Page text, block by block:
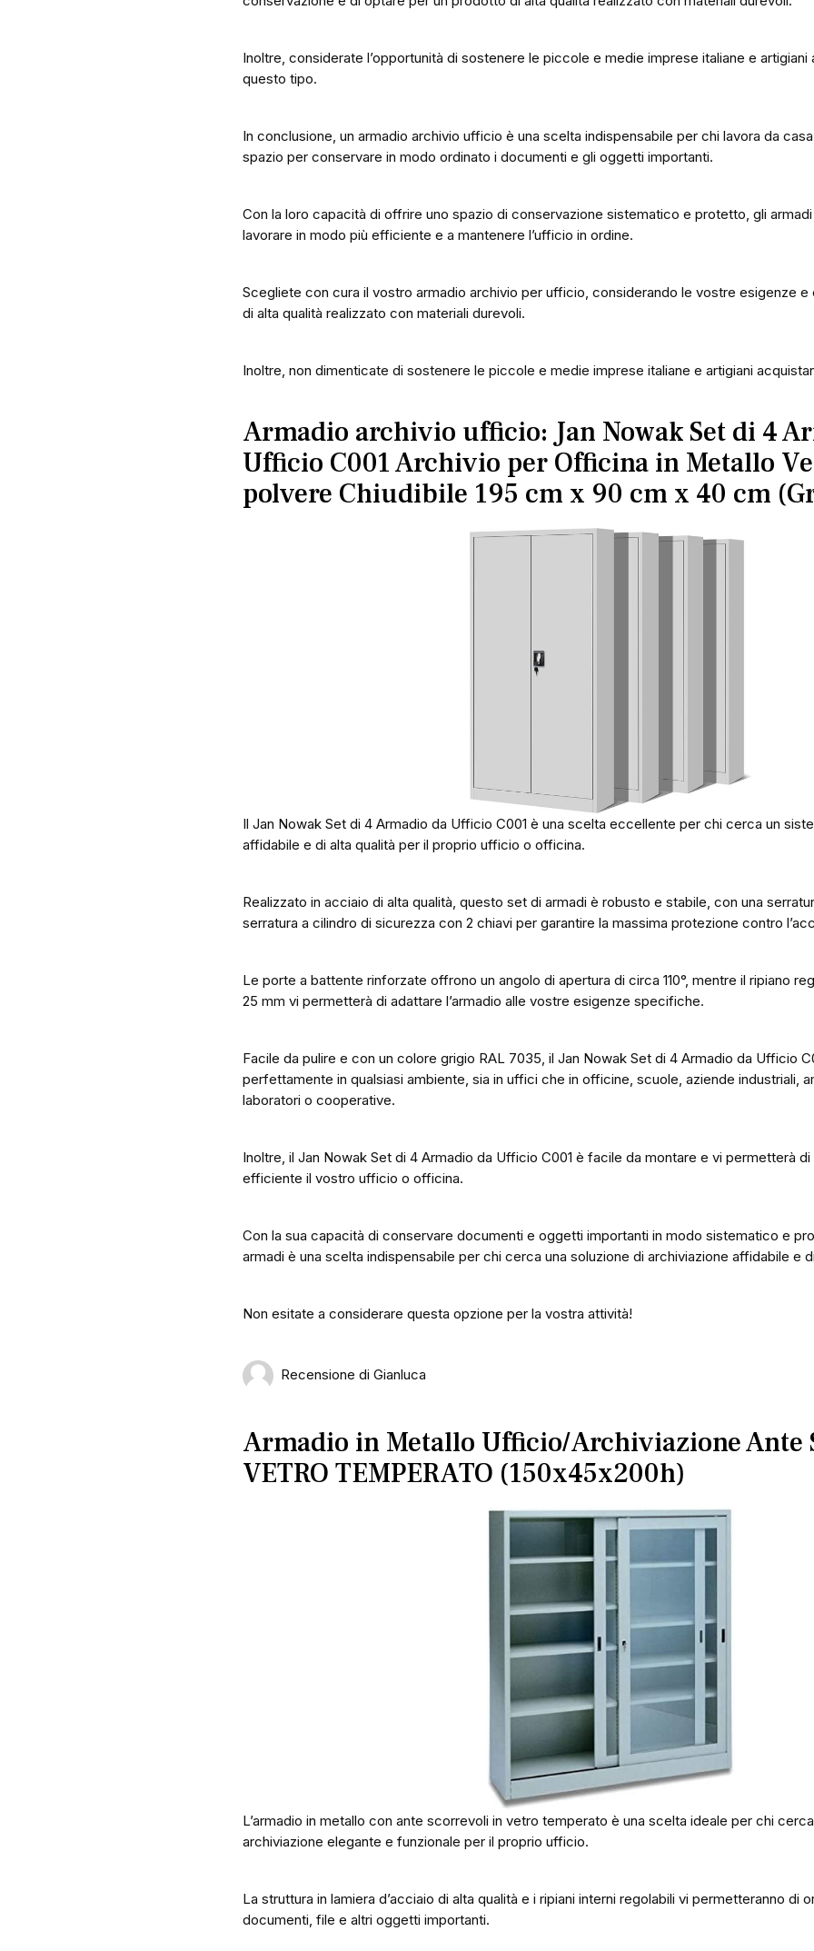
Inoltre, considerate l’opportunità di sostenere le piccole e medie imprese italiane e
questo tipo.
In conclusione, un armadio archivio ufficio è una scelta indispensabile per chi lavora da
spazio per conservare in modo ordinato i documenti e gli oggetti importanti.
Con la loro capacità di offrire uno spazio di conservazione sistematico e protetto, gli
lavorare in modo più efficiente e a mantenere l’ufficio in ordine.
Scegliete con cura il vostro armadio archivio per ufficio, considerando le vostre esigenze
di alta qualità realizzato con materiali durevoli.
Inoltre, non dimenticate di sostenere le piccole e medie imprese italiane e artigiani
Armadio archivio ufficio: Jan Nowak Set di 4
Ufficio C001 Archivio per Officina in Metallo
polvere Chiudibile 195 cm x 90 cm x 40 cm
Il Jan Nowak Set di 4 Armadio da Ufficio C001 è una scelta eccellente per chi cerca un
affidabile e di alta qualità per il proprio ufficio o officina.
Realizzato in acciaio di alta qualità, questo set di armadi è robusto e stabile, con una
serratura a cilindro di sicurezza con 2 chiavi per garantire la massima protezione contro
Le porte a battente rinforzate offrono un angolo di apertura di circa 110°, mentre il ripiano
25 mm vi permetterà di adattare l’armadio alle vostre esigenze specifiche.
Facile da pulire e con un colore grigio RAL 7035, il Jan Nowak Set di 4 Armadio da Ufficio
perfettamente in qualsiasi ambiente, sia in uffici che in officine, scuole, aziende industriali,
laboratori o cooperative.
Inoltre, il Jan Nowak Set di 4 Armadio da Ufficio C001 è facile da montare e vi permetterà
efficiente il vostro ufficio o officina.
Con la sua capacità di conservare documenti e oggetti importanti in modo sistematico e
armadi è una scelta indispensabile per chi cerca una soluzione di archiviazione affidabile e
Non esitate a considerare questa opzione per la vostra attività!
Recensione di Gianluca
Armadio in Metallo Ufficio/Archiviazione Ante
VETRO TEMPERATO (150x45x200h)
L’armadio in metallo con ante scorrevoli in vetro temperato è una scelta ideale per chi
archiviazione elegante e funzionale per il proprio ufficio.
La struttura in lamiera d’acciaio di alta qualità e i ripiani interni regolabili vi permetteranno di
documenti, file e altri oggetti importanti.